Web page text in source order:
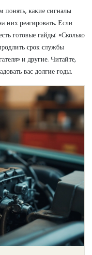
понять, какие сигналы
них реагировать. Если
готовые гайды: «Сколько
срок службы
и другие. Читайте,
вас долгие годы.